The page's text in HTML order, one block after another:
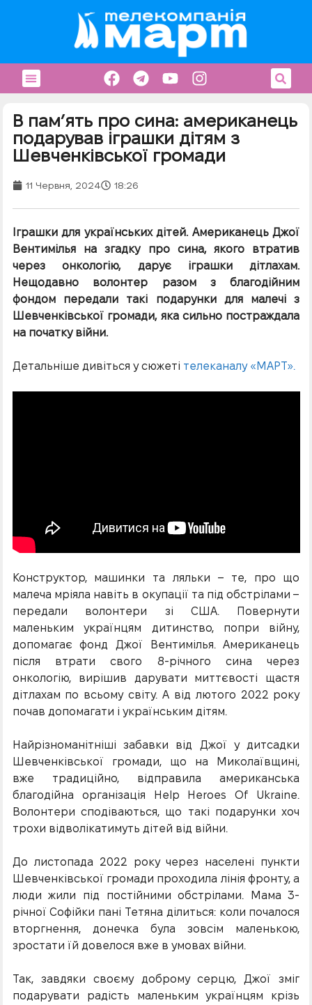
В пам’ять про сина: американець
подарував іграшки дітям з
Шевченківської громади
11 Червня, 2024 18:26
Іграшки для українських дітей. Американець Джої
Вентимілья на згадку про сина, якого втратив
через онкологію, дарує іграшки дітлахам.
Нещодавно волонтер разом з благодійним
фондом передали такі подарунки для малечі з
Шевченківської громади, яка сильно постраждала
на початку війни.
Детальніше дивіться у сюжеті телеканалу «МАРТ».
Конструктор, машинки та ляльки – те, про що
малеча мріяла навіть в окупації та під обстрілами –
передали волонтери зі США. Повернути
маленьким українцям дитинство, попри війну,
допомагає фонд Джої Вентимілья. Американець
після втрати свого 8-річного сина через
онкологію, вирішив дарувати миттєвості щастя
дітлахам по всьому світу. А від лютого 2022 року
почав допомагати і українським дітям.
Найрізноманітніші забавки від Джої у дитсадки
Шевченківської громади, що на Миколаївщині,
вже традиційно, відправила американська
благодійна організація Help Heroes Of Ukraine.
Волонтери сподіваються, що такі подарунки хоч
трохи відволікатимуть дітей від війни.
До листопада 2022 року через населені пункти
Шевченківської громади проходила лінія фронту, а
люди жили під постійними обстрілами. Мама 3-
річної Софійки пані Тетяна ділиться: коли почалося
вторгнення, донечка була зовсім маленькою,
зростати їй довелося вже в умовах війни.
Так, завдяки своєму доброму серцю, Джої зміг
подарувати радість маленьким українцям крізь